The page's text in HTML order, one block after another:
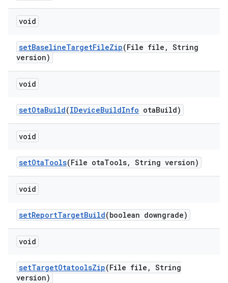
void
setBaselineTargetFileZip(File file , String
version)
void
setOtaBuild(IDeviceBuildInfo otaBuild)
void
setOtaTools(File otaTools, String version)
void
setReportTargetBuild(boolean downgrade)
void
setTargetOtatoolsZip(File file , String
version)